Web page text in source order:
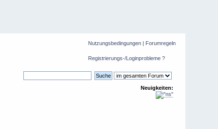
Nutzungsbedingungen| Forumregeln
Registrierungs-/Loginprobleme ?
Neuigkeiten: